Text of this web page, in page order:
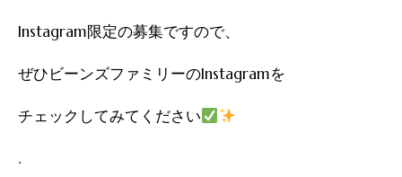
Instagram限定の募集ですので、
ぜひビーンズファミリーのInstagramを
チェックしてみてください
.